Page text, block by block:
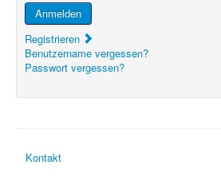
Anmelden
Registrieren
Benutzername vergessen?
Passwort vergessen?
Kontakt